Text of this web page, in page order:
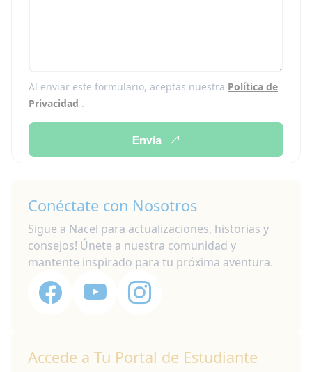
Al enviar este formulario, aceptas nuestra Política de
Privacidad .
Envía
Conéctate con Nosotros
Sigue a Nacel para actualizaciones, historias y
consejos! Únete a nuestra comunidad y
mantente inspirado para tu próxima aventura.
Accede a Tu Portal de Estudiante